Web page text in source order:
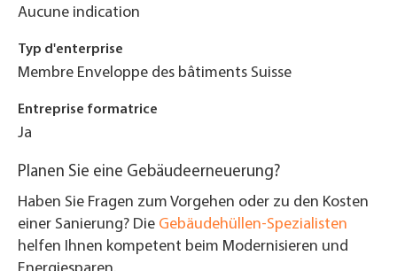
Aucune indication
Typ d'enterprise
Membre Enveloppe des bâtiments Suisse
Entreprise formatrice
Ja
Planen Sie eine Gebäudeerneuerung?
Haben Sie Fragen zum Vorgehen oder zu den Kosten
einer Sanierung? Die Gebäudehüllen-Spezialisten
helfen Ihnen kompetent beim Modernisieren und